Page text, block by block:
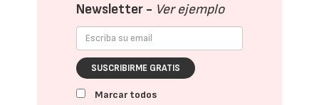
Newsletter - Ver ejemplo
SUSCRIBIRME GRATIS
Marcar todos